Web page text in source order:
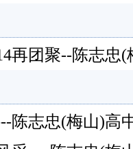
再团聚--陈志忠
陈志忠(梅山)高